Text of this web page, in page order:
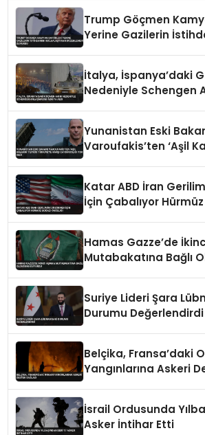
Trump Göçmen
Yerine Gazilerin
İtalya, İspanya’daki
Nedeniyle Schengen
Yunanistan Eski
Varoufakis’ten ‘Aşil
Katar ABD İran
İçin Çabalıyor
Hamas Gazze’de
Mutabakatına Bağlı
Suriye Lideri Şara
Durumu Değerlendirdi
Belçika, Fransa’daki
Yangınlarına Askeri
İsrail Ordusunda
Asker İntihar Etti